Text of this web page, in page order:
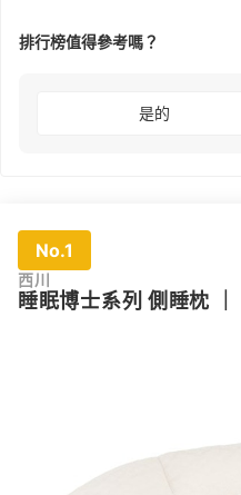
排行榜值得參考嗎？
是的
No.1
西川
睡眠博士系列 側睡枕